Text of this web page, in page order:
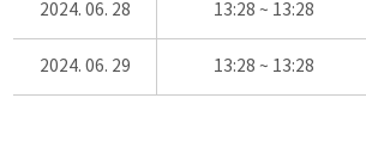
2024. 06. 28 13:28 ~ 13:28
2024. 06. 29 13:28 ~ 13:28